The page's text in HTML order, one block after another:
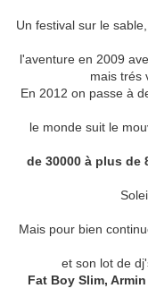
Un festival sur le
l'aventure en 2009
mais trés
En 2012 on passe à
le monde suit le
de 30000 à plus de
Mais pour bien
et son lot de
Fat Boy Slim,